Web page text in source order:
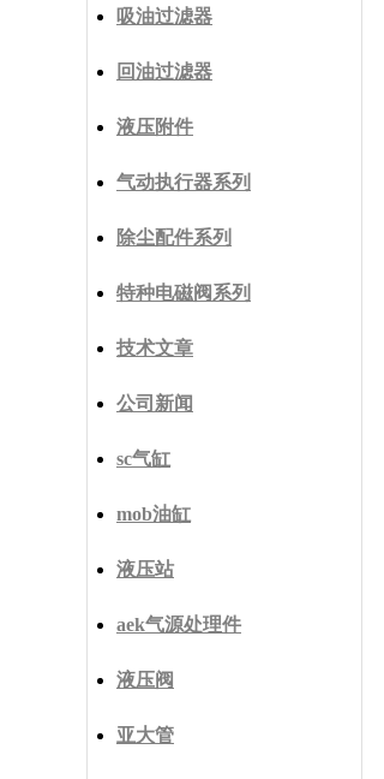
吸油过滤器
回油过滤器
液压附件
气动执行器系列
除尘配件系列
特种电磁阀系列
技术文章
公司新闻
sc气缸
mob油缸
液压站
aek气源处理件
液压阀
亚大管